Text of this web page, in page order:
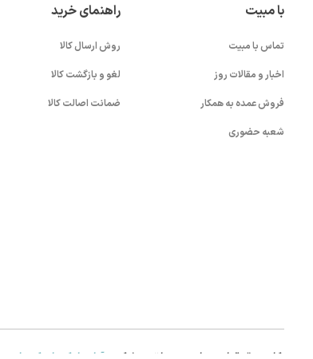
با مبیت
تماس با مبیت
اخبار و مقالات روز
فروش عمده به همکار
شعبه حضوری
راهنمای خرید
روش ارسال کالا
لغو و بازگشت کالا
ضمانت اصالت کالا